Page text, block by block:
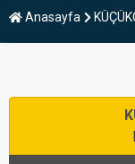
Anasayfa